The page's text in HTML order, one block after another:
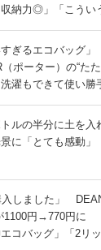
納力◎」「こうい
すぎるエコバッグ
（ポーター）の“た
濯もできて使い勝
トルの半分に土を
に「とても感動」
入しました」
1100円→770円に
コバッグ」「2リ